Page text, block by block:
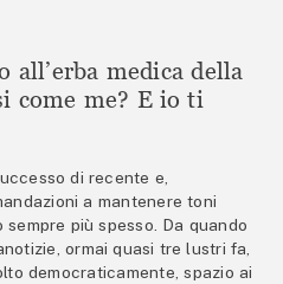
all’erba medica della
come me? E io ti
di recente e,
a mantenere toni
più spesso. Da quando
ormai quasi tre lustri fa,
democraticamente, spazio ai